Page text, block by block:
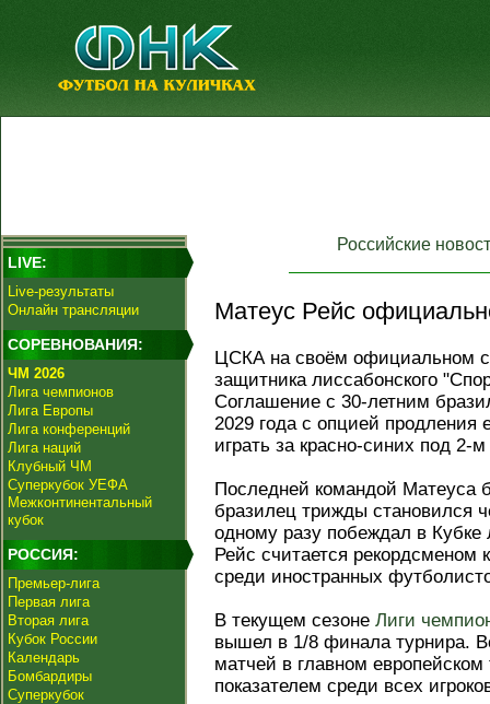
LIVE:
Live-результаты
Онлайн трансляции
СОРЕВНОВАНИЯ:
ЧМ 2026
Лига чемпионов
Лига Европы
Лига конференций
Лига наций
Клубный ЧМ
Суперкубок УЕФА
Межконтинентальный
кубок
РОССИЯ:
Премьер-лига
Первая лига
Вторая лига
Кубок России
Календарь
Бомбардиры
Суперкубок
Российские
Матеус Рейс
ЦСКА на своём официальном
защитника лиссабонского
Соглашение с 30-летним
2029 года с опцией продления
играть за красно-синих под 2-
Последней командой Матеуса
бразилец трижды становился
одному разу побеждал в Кубке
Рейс считается
среди иностранных
В текущем сезоне Лиги
вышел в 1/8 финала турнира.
матчей в главном
показателем среди всех